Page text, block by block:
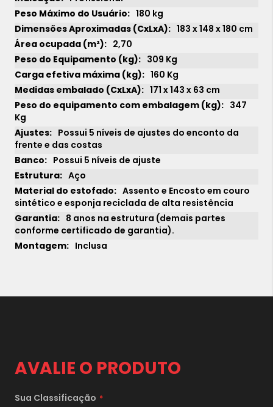
1xsem juros de
6xsem juros de
7xsem juros de
180 kg
183 x 148 x 180 cm
2,70
309 Kg
160 Kg
171 x 143 x 63 cm
347
Kg
Possui 5 níveis de ajustes do enconto da
frente e das costas
Possui 5 níveis de ajuste
Aço
Assento e Encosto em couro
sintético e esponja reciclada de alta resistência
8 anos na estrutura (demais partes
conforme certificado de garantia).
Inclusa
AVALIE O PRODUTO
Sua Classificação